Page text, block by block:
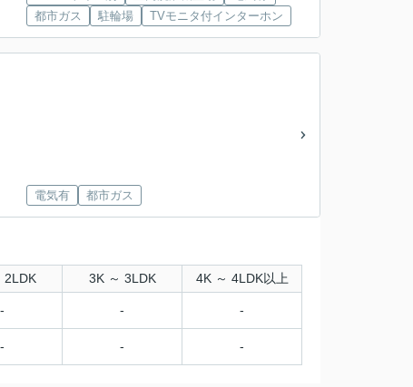
都市ガス
駐輪場 TVモニタ付インターホン
電気有 都市ガス
2LDK 3K ～ 3LDK 4K ～ 4LDK以上
- - -
- - -